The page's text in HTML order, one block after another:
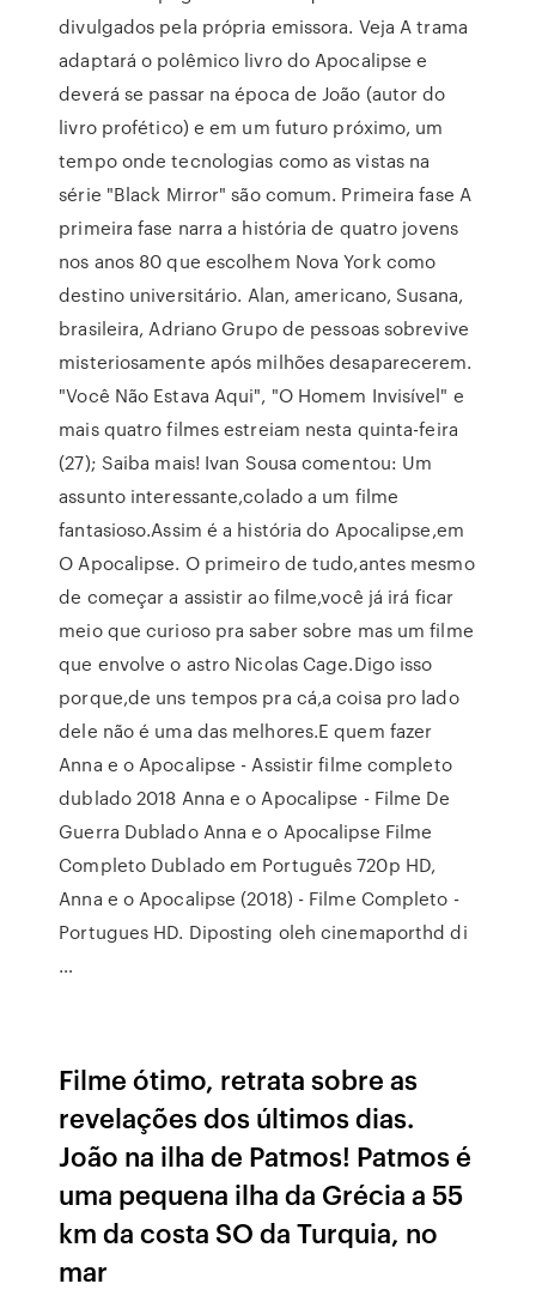
divulgados pela própria emissora. Veja A trama
adaptará o polêmico livro do Apocalipse e
deverá se passar na época de João (autor do
livro profético) e em um futuro próximo, um
tempo onde tecnologias como as vistas na
série "Black Mirror" são comum. Primeira fase A
primeira fase narra a história de quatro jovens
nos anos 80 que escolhem Nova York como
destino universitário. Alan, americano, Susana,
brasileira, Adriano Grupo de pessoas sobrevive
misteriosamente após milhões desaparecerem.
"Você Não Estava Aqui", "O Homem Invisível" e
mais quatro filmes estreiam nesta quinta-feira
(27); Saiba mais! Ivan Sousa comentou: Um
assunto interessante,colado a um filme
fantasioso.Assim é a história do Apocalipse,em
O Apocalipse. O primeiro de tudo,antes mesmo
de começar a assistir ao filme,você já irá ficar
meio que curioso pra saber sobre mas um filme
que envolve o astro Nicolas Cage.Digo isso
porque,de uns tempos pra cá,a coisa pro lado
dele não é uma das melhores.E quem fazer
Anna e o Apocalipse - Assistir filme completo
dublado 2018 Anna e o Apocalipse - Filme De
Guerra Dublado Anna e o Apocalipse Filme
Completo Dublado em Português 720p HD,
Anna e o Apocalipse (2018) - Filme Completo -
Portugues HD. Diposting oleh cinemaporthd di
…
Filme ótimo, retrata sobre as
revelações dos últimos dias.
João na ilha de Patmos! Patmos é
uma pequena ilha da Grécia a 55
km da costa SO da Turquia, no
mar